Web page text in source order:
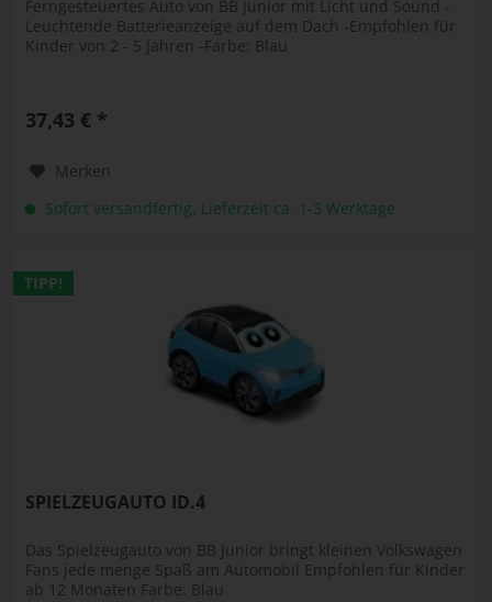
Ferngesteuertes Auto von BB Junior mit Licht und Sound -
Leuchtende Batterieanzeige auf dem Dach -Empfohlen für
Kinder von 2 - 5 Jahren -Farbe: Blau
37,43 € *
Merken
Sofort versandfertig, Lieferzeit ca. 1-3 Werktage
TIPP!
SPIELZEUGAUTO ID.4
Das Spielzeugauto von BB Junior bringt kleinen Volkswagen
Fans jede menge Spaß am Automobil Empfohlen für Kinder
ab 12 Monaten Farbe: Blau